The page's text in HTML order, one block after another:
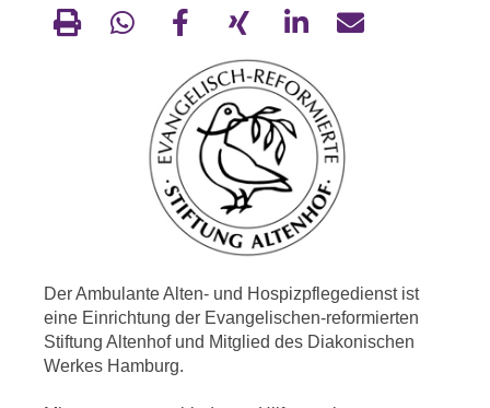
Der Ambulante Alten- und Hospizpflegedienst ist
eine Einrichtung der Evangelischen-reformierten
Stiftung Altenhof und Mitglied des Diakonischen
Werkes Hamburg.